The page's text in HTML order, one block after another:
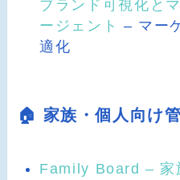
ブランド可視化と
ージェント – マー
適化
🏠 家族・個人向け
Family Board – 家